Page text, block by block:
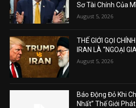
Sơ Tài Chính Của
August 5, 2026
THẾ GIỚI GỌI
IRAN LÀ “NGOẠI
August 5, 2026
Báo Động Đỏ Khi
Nhất” Thế Giới